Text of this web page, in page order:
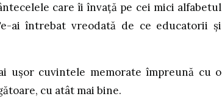
care îi învață pe cei mici alfabetul
ai întrebat vreodată de ce educatorii și
ușor cuvintele memorate împreună cu o
cu atât mai bine.